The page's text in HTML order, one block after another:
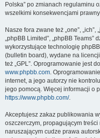
Polska” po zmianach regulaminu
wszelkimi konsekwencjami
Nasze fora zwane też „one”, „ich”,
„phpBB Limited”, „phpBB
wykorzystujące technologię
(bulletin board), wydane na licencji
też „GPL”. Oprogramowanie jest
www.phpbb.com.
internet, a jego autorzy nie
jego pomocą. Więcej informacji o
https://www.phpbb.com/.
Akceptujesz zakaz publikowania
oszczerczym, propagującym
naruszającym cudze prawa